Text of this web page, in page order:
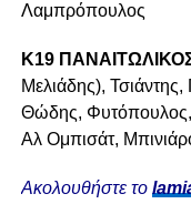
Λαμπρόπουλος
Κ19
Μελιάδης),
Θώδης, Φυτόπουλος,
Αλ Ομπισάτ,
Ακολουθήστε το